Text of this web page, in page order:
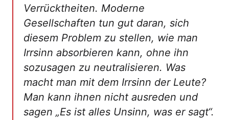
Verrücktheiten. Moderne
Gesellschaften tun gut daran, sich
diesem Problem zu stellen, wie man
Irrsinn absorbieren kann, ohne ihn
sozusagen zu neutralisieren. Was
macht man mit dem Irrsinn der Leute?
Man kann ihnen nicht ausreden und
sagen „Es ist alles Unsinn, was er sagt“.